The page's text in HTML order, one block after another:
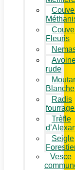
Fleuris
rude
Blanche
Radis
Trèfle
Seigle
Vesce